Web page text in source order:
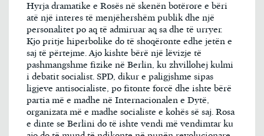
Hyrja dramatike e Rosës në skenën botërore e bëri
atë një interes të menjëhershëm publik dhe një
personalitet po aq të admiruar aq sa dhe të urryer.
Kjo pritje hiperbolike do të shoqëronte edhe jetën e
saj të përtejme. Ajo kishte bërë një lëvizje të
pashmangshme fizike në Berlin, ku zhvillohej kulmi
i debatit socialist. SPD, dikur e paligjshme sipas
ligjeve antisocialiste, po fitonte forcë dhe ishte bërë
partia më e madhe në Internacionalen e Dytë,
organizata më e madhe socialiste e kohës së saj. Rosa
e dinte se Berlini do të ishte vendi më vendimtar ku